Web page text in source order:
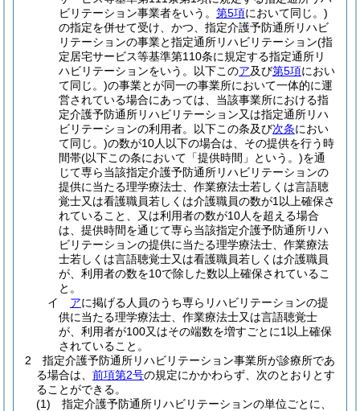
ビリテーション事業者をいう。 第5項において同じ。)
の指定を併せて受け、かつ、指定介護予防通所リハビ
リテーションの事業と指定通所リハビリテーション(指
定居宅サービス等基準第110条に規定する指定通所リ
ハビリテーションをいう。以下このア及び第5項におい
て同じ。)の事業とが同一の事業所において一体的に運
営されている場合にあっては、当該事業所における指
定介護予防通所リハビリテーション又は指定通所リハ
ビリテーションの利用者。以下この条及び次条におい
て同じ。)の数が10人以下の場合は、その提供を行う時
間帯(以下この条において「提供時間」という。)を通
じて専ら当該指定介護予防通所リハビリテーションの
提供に当たる理学療法士、作業療法士若しくは言語聴
覚士又は看護職員若しくは介護職員の数が1以上確保さ
れていること、又は利用者の数が10人を超える場合
は、提供時間を通じて専ら当該指定介護予防通所リハ
ビリテーションの提供に当たる理学療法士、作業療法
士若しくは言語聴覚士又は看護職員若しくは介護職員
が、利用者の数を10で除した数以上確保されているこ
と。
イ
アに掲げる人員のうち専らリハビリテーションの提
供に当たる理学療法士、作業療法士又は言語聴覚士
が、利用者が100又はその端数を増すごとに1以上確保
されていること。
2
指定介護予防通所リハビリテーション事業所が診療所であ
る場合は、 前項第2号の規定にかかわらず、次のとおりとす
ることができる。
(1)
指定介護予防通所リハビリテーションの単位ごとに、